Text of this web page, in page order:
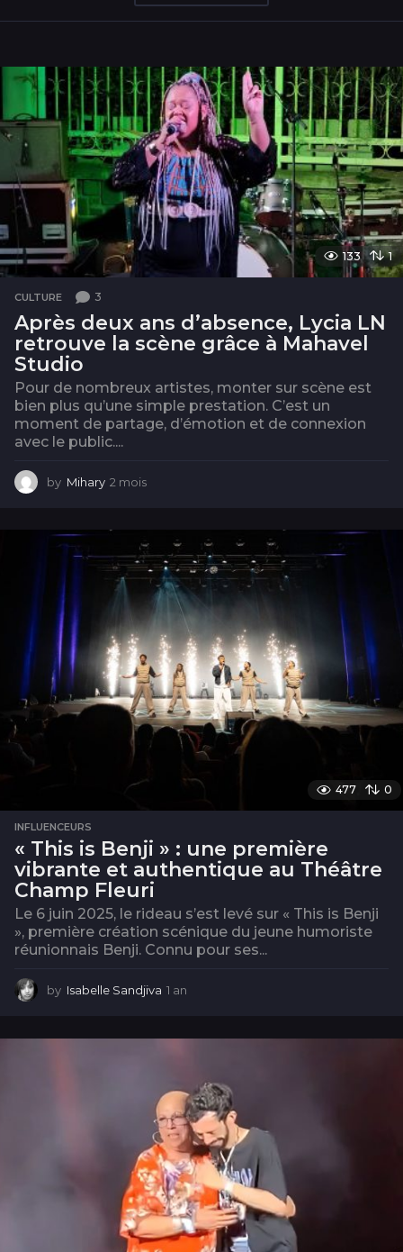
133 1
CULTURE 3
Après deux ans d’absence, Lycia LN
retrouve la scène grâce à Mahavel
Studio
Pour de nombreux artistes, monter sur scène est
bien plus qu’une simple prestation. C’est un
moment de partage, d’émotion et de connexion
avec le public....
by Mihary 2 mois
s
477 0
INFLUENCEURS
« This is Benji » : une première
vibrante et authentique au Théâtre
Champ Fleuri
Le 6 juin 2025, le rideau s’est levé sur « This is Benji
», première création scénique du jeune humoriste
réunionnais Benji. Connu pour ses...
by Isabelle Sandjiva 1 an